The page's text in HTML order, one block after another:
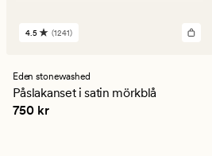
1241
ett
genomsnittligt
betyg
på
4.5 (1241)
Eden stonewashed
Påslakanset i satin mörkblå
Pris 750 kr
750 kr